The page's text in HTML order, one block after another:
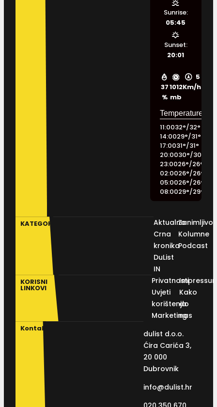
37
%
1012
mb
5
Km/h
Sunrise:
05:45
Sunset:
20:01
11:0032°/32°
14:0029°/31°
17:0031°/31°
20:0030°/30
23:0026°/26°
02:0026°/26°
05:0026°/26°
08:0029°/29°
KATEGORIJE
Aktualno
Crna
kronika
DuList
IN
Kolumne
Podcast
KORISNI
LINKOVI
Privatnosti
Uvjeti
korištenja
Marketing
Kako
do
nas
Kontakt
dulist d.o.o.
Ćira Carića 3,
20 000
Dubrovnik
info@dulist.hr